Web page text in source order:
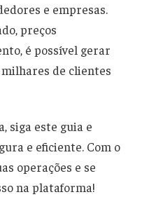
e empresas.
preços
é possível gerar
de clientes
siga este guia e
e eficiente. Com o
operações e se
na plataforma!